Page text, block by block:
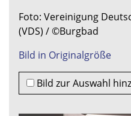
Foto: Vereinigung
(VDS) / ©Burgbad
Bild in Originalgröße
Bild zur Auswahl